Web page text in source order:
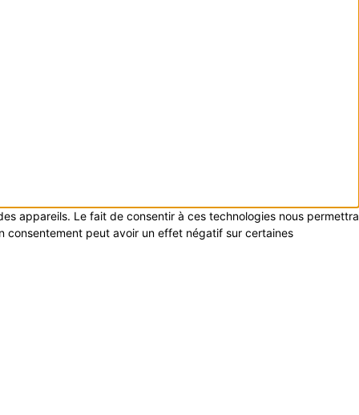
appareils. Le fait de consentir à ces technologies nous permettra
consentement peut avoir un effet négatif sur certaines